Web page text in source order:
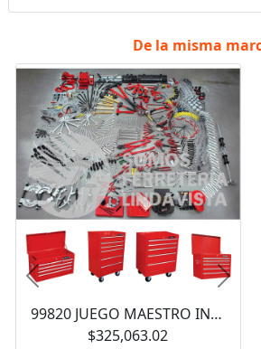
De la misma
99820 JUEGO MAESTRO INDUSTRIAL COMBINADO 940 PIEZAS, CON GABINETES EX27M5, EX27M6, EX27S6 URREA
$325,063.02
Anterior